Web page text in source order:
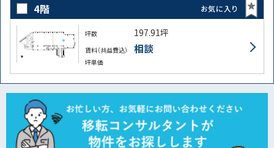
4階 お気に入り
坪数 197.91坪
賃料（共益費込） 相談
坪単価